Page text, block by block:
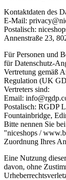
Kontaktdaten des
E-Mail:
Postalisch:
Annenstraße 23,
Für Personen und
für Datenschutz-
Vertretung gemäß
Regulation (UK
Vertreters sind:
Email:
Postalisch: RGDP
Fountainbridge,
Bitte nennen Sie
"niceshops /
Zuordnung Ihres
Eine Nutzung
davon, ohne